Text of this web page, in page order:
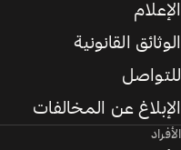
الإعلام
الوثائق القانونية
للتواصل
الإبلاغ عن المخالفات
الأفراد